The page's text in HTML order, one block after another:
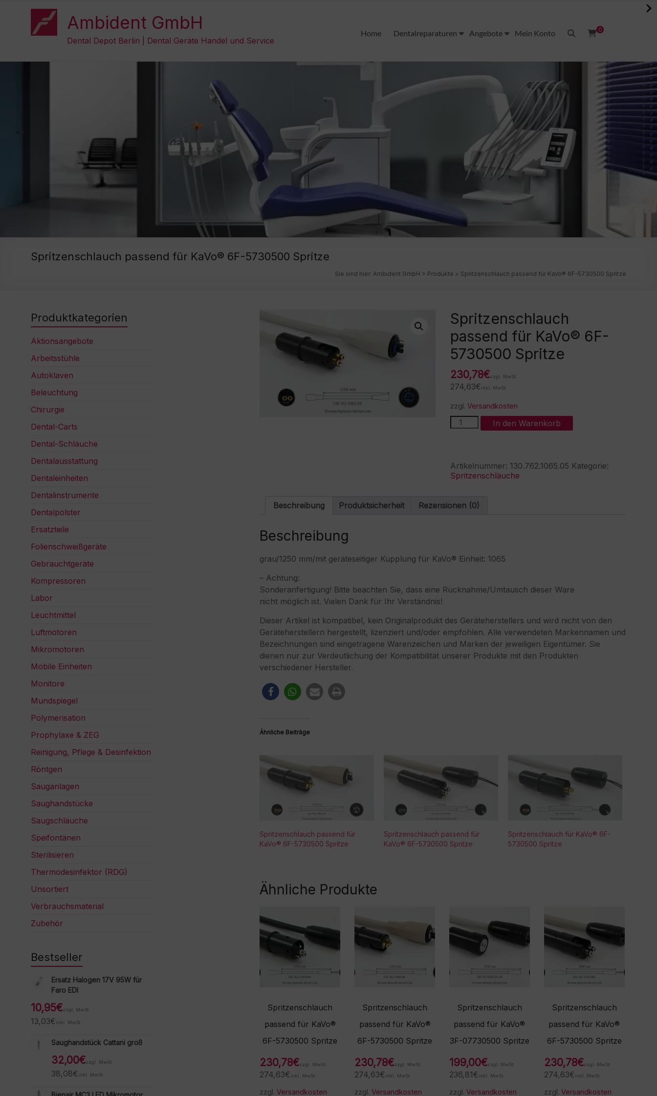
Ambident GmbH
Dental Depot Berlin | Dental Geräte Handel und Service
0
Home Dentalreparaturen Angebote Mein Konto
Spritzenschlauch passend für KaVo® 6F-5730500 Spritze
Sie sind hier: Ambident GmbH > Produkte > Spritzenschlauch passend für KaVo® 6F-5730500 Spritze
Spritzenschlauch
passend für KaVo® 6F-
5730500 Spritze
230,78€zzgl. MwSt.
274,63€ inkl. MwSt.
zzgl. Versandkosten
Spritzenschlauch
passend
5730500
Spritze
In den Warenkorb
n
Artikelnummer: 130.762.1065.05 Kategorie:
Spritzenschläuche
Beschreibung Produktsicherheit Rezensionen (0)
Beschreibung
grau/1250 mm/mit geräteseitiger Kupplung für KaVo® Einheit: 1065
– Achtung:
Sonderanfertigung! Bitte beachten Sie, dass eine Rücknahme/Umtausch dieser Ware
nicht möglich ist. Vielen Dank für Ihr Verständnis!
Dieser Artikel ist kompatibel, kein Originalprodukt des Geräteherstellers und wird nicht von den
Geräteherstellern hergestellt, lizenziert und/oder empfohlen. Alle verwendeten Markennamen und
Bezeichnungen sind eingetragene Warenzeichen und Marken der jeweiligen Eigentümer. Sie
dienen nur zur Verdeutlichung der Kompatibilität unserer Produkte mit den Produkten
verschiedener Hersteller.
Ähnliche Beiträge
Spritzenschlauch passend für
KaVo® 6F-5730500 Spritze
Spritzenschlauch passend für
KaVo® 6F-5730500 Spritze
Spritzenschlauch für KaVo® 6F-
5730500 Spritze
Ähnliche Produkte
Spritzenschlauch
passend für KaVo®
6F-5730500 Spritze
230,78€zzgl. MwSt.
274,63€ inkl. MwSt.
zzgl. Versandkosten
Spritzenschlauch
passend für KaVo®
6F-5730500 Spritze
230,78€zzgl. MwSt.
274,63€ inkl. MwSt.
zzgl. Versandkosten
Spritzenschlauch
passend für KaVo®
3F-07730500 Spritze
199,00€zzgl. MwSt.
236,81€ inkl. MwSt.
zzgl. Versandkosten
Spritzenschlauch
passend für KaVo®
6F-5730500 Spritze
230,78€zzgl. MwSt.
274,63€ inkl. MwSt.
zzgl. Versandkosten
Produktkategorien
Aktionsangebote
Arbeitsstühle
Autoklaven
Beleuchtung
Chirurgie
Dental-Carts
Dental-Schläuche
Dentalausstattung
Dentaleinheiten
Dentalinstrumente
Dentalpolster
Ersatzteile
Folienschweißgeräte
Gebrauchtgeräte
Kompressoren
Labor
Leuchtmittel
Luftmotoren
Mikromotoren
Mobile Einheiten
Monitore
Mundspiegel
Polymerisation
Prophylaxe & ZEG
Reinigung, Pflege & Desinfektion
Röntgen
Sauganlagen
Saughandstücke
Saugschläuche
Speifontänen
Sterilisieren
Thermodesinfektor (RDG)
Unsortiert
Verbrauchsmaterial
Zubehör
Bestseller
Ersatz Halogen 17V 95W für
Faro EDI
10,95€zzgl. MwSt.
13,03€ inkl. MwSt.
Saughandstück Cattani groß
32,00€zzgl. MwSt.
38,08€ inkl. MwSt.